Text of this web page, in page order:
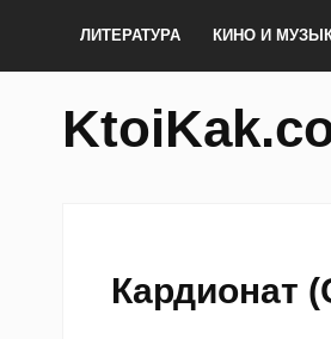
ЛИТЕРАТУРА КИНО И
Кардионат